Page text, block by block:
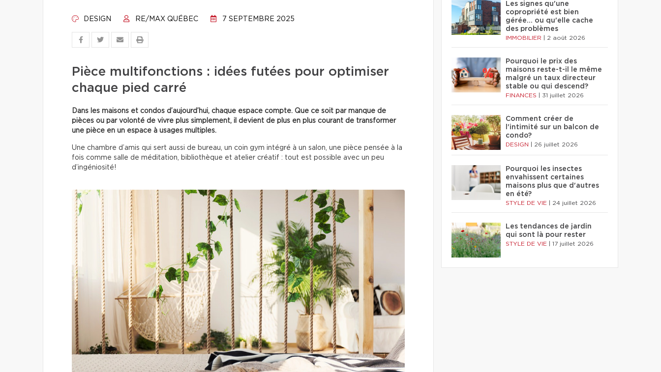
DESIGN RE/MAX QUÉBEC 7 SEPTEMBRE 2025
Pièce multifonctions : idées futées pour optimiser
chaque pied carré
Dans les maisons et condos d’aujourd’hui, chaque espace compte. Que ce soit par manque de
pièces ou par volonté de vivre plus simplement, il devient de plus en plus courant de transformer
une pièce en un espace à usages multiples.
Une chambre d’amis qui sert aussi de bureau, un coin gym intégré à un salon, une pièce pensée à la
fois comme salle de méditation, bibliothèque et atelier créatif : tout est possible avec un peu
d’ingéniosité!
Les signes qu'une
copropriété est bien
gérée… ou qu'elle cache
des problèmes
IMMOBILIER 2 août 2026
Pourquoi le prix des
maisons reste-t-il le même
malgré un taux directeur
stable ou qui descend?
FINANCES 31 juillet 2026
Comment créer de
l'intimité sur un balcon de
condo?
DESIGN 26 juillet 2026
Pourquoi les insectes
envahissent certaines
maisons plus que d'autres
en été?
STYLE DE VIE 24 juillet 2026
Les tendances de jardin
qui sont là pour rester
STYLE DE VIE 17 juillet 2026